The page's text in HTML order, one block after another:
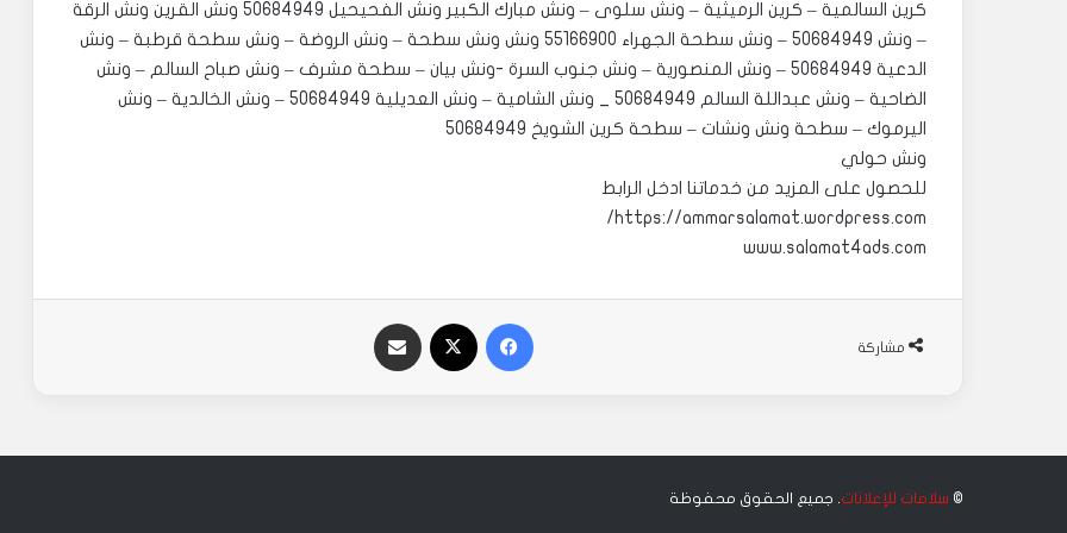
كرين السالمية – كرين الرميثية – ونش سلوى – ونش مبارك الكبير ونش الفحيحيل 50684949 ونش القرين ونش الرقة
– ونش 50684949 – ونش سطحة الجهراء 55166900 ونش ونش سطحة – ونش الروضة – ونش سطحة قرطبة – ونش
الدعية 50684949 – ونش المنصورية – ونش جنوب السرة -ونش بيان – سطحة مشرف – ونش صباح السالم – ونش
الضاحية – ونش عبداللة السالم 50684949 _ ونش الشامية – ونش العديلية 50684949 – ونش الخالدية – ونش
اليرموك – سطحة ونش ونشات – سطحة كرين الشويخ 50684949
ونش حولي
للحصول على المزيد من خدماتنا ادخل الرابط
https://ammarsalamat.wordpress.com/
www.salamat4ads.com
مشاركة
فيسبوك
© سلامات للإعلانات. جميع الحقوق محفوظة